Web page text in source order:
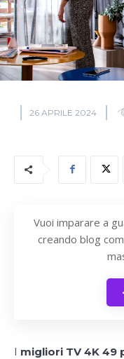
26 APRILE 2024
Vuoi imparare a
creando blog
I migliori TV 4K 49